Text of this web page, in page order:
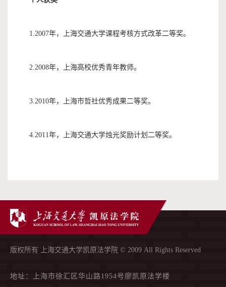
1.2007年，上海交通大学课程考核方式改革二等奖。
2.2008年，上海高校优秀青年教师。
3.2010年，上海市哲社优秀成果二等奖。
4.2011年，上海交通大学烛光奖励计划二等奖。
版权所有 上海交通大学凯原法学院 © 2009 All Rights Reserved
地址：上海市徐汇区华山路1954号廖凯原法学楼